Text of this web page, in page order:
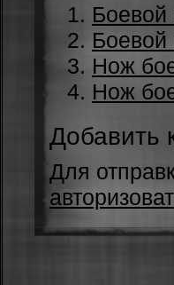
Нож
Нож
Добавить
Для